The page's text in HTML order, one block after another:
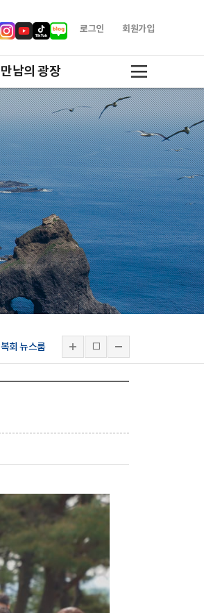
로그인 회원가입
만남의 광장
회 뉴스룸